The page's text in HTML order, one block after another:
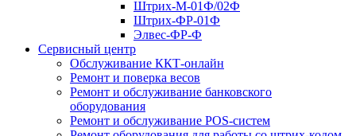
Штрих-М-01Ф/02Ф
Штрих-ФР-01Ф
Элвес-ФР-Ф
Сервисный центр
Обслуживание ККТ-онлайн
Ремонт и поверка весов
Ремонт и обслуживание банковского
оборудования
Ремонт и обслуживание POS-систем